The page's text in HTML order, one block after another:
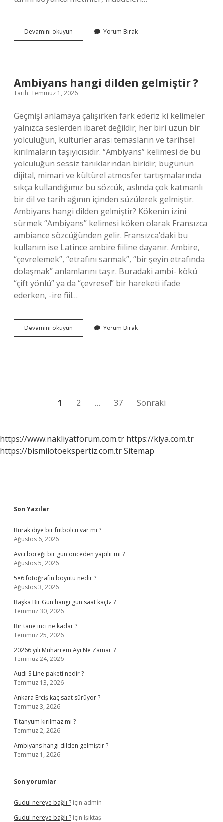
Devamını okuyun Titanyum
kırılmaz
Yorum Bırak
Ambiyans hangi dilden gelmiştir ?
Tarih: Temmuz 1, 2026
Geçmişi anlamaya çalışırken fark ederiz ki kelimeler
yalnızca seslerden ibaret değildir; her biri uzun bir
yolculuğun, kültürler arası temasların ve tarihsel
kırılmaların taşıyıcısıdır. “Ambiyans” kelimesi de bu
yolculuğun sessiz tanıklarından biridir; bugünün
dijital, mimari ve kültürel atmosfer tartışmalarında
sıkça kullandığımız bu sözcük, aslında çok katmanlı
bir dil ve tarih ağının içinden süzülerek gelmiştir.
Ambiyans hangi dilden gelmiştir? Kökenin izini
sürmek “Ambiyans” kelimesi köken olarak Fransızca
ambiance sözcüğünden gelir. Fransızca’daki bu
kullanım ise Latince ambire fiiline dayanır. Ambire,
“çevrelemek”, “etrafını sarmak”, “bir şeyin etrafında
dolaşmak” anlamlarını taşır. Buradaki ambi- kökü
“çift yönlü” ya da “çevresel” bir hareketi ifade
ederken, -ire fiil…
Devamını okuyun Ambiyans
hangi
Yorum Bırak
1 2 … 37 Sonraki
https://www.nakliyatforum.com.tr https://kiya.com.tr
https://bismilotoekspertiz.com.trSitemap
Sidebar
Son Yazılar
Burak diye bir futbolcu var mı ?
Ağustos 6, 2026
Avcı böreği bir gün önceden yapılır mı ?
Ağustos 5, 2026
5×6 fotoğrafın boyutu nedir ?
Ağustos 3, 2026
Başka Bir Gün hangi gün saat kaçta ?
Temmuz 30, 2026
Bir tane inci ne kadar ?
Temmuz 25, 2026
20266 yılı Muharrem Ayı Ne Zaman ?
Temmuz 24, 2026
Audi S Line paketi nedir ?
Temmuz 13, 2026
Ankara Erciş kaç saat sürüyor ?
Temmuz 3, 2026
Titanyum kırılmaz mı ?
Temmuz 2, 2026
Ambiyans hangi dilden gelmiştir ?
Temmuz 1, 2026
Son yorumlar
Gudul nereye bağlı ? için admin
Gudul nereye bağlı ? için Işıktaş